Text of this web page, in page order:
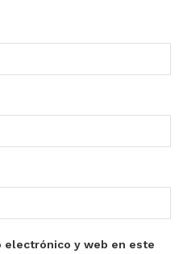
electrónico y web en este